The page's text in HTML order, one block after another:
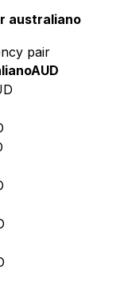
australiano
pair
AUD